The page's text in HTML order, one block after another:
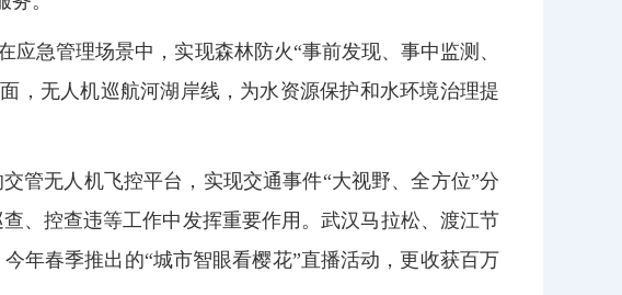
急管理场景中，实现森林防火“事前发现、事中监测、
，无人机巡航河湖岸线，为水资源保护和水环境治理提
管无人机飞控平台，实现交通事件“大视野、全方位”分
、控查违等工作中发挥重要作用。武汉马拉松、渡江节
年春季推出的“城市智眼看樱花”直播活动，更收获百万